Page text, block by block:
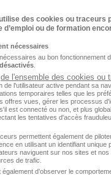
des cookies ou traceurs
d’emploi ou de formation
nécessaires
au bon fonctionnement
de l'ensemble des cookies ou
de l'utilisateur active pendant sa
temporaires telles que les
offres vues, gérer les processus
est connecté ou non, et plus
les tentatives d'accès
permettent également de
en utilisant un identifiant unique
naviguent sur nos sites et
de trafic.
d’observer le